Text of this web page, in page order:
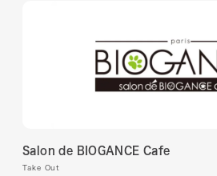
Salon de BIOGANCE Cafe
Take Out